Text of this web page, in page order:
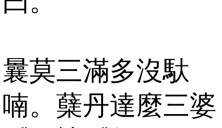
曩莫三滿多沒馱
喃。蘖丹達麼三婆